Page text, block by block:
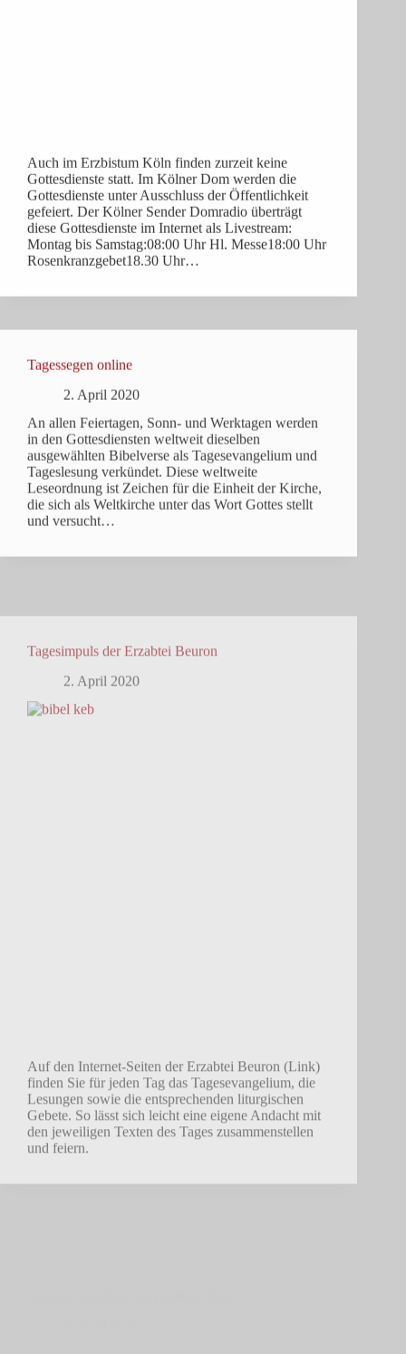
Auch im Erzbistum Köln finden zurzeit keine
Gottesdienste statt. Im Kölner Dom werden die
Gottesdienste unter Ausschluss der Öffentlichkeit
gefeiert. Der Kölner Sender Domradio überträgt
diese Gottesdienste im Internet als Livestream:
Montag bis Samstag:08:00 Uhr Hl. Messe18:00 Uhr
Rosenkranzgebet18.30 Uhr…
Tagessegen online
2. April 2020
An allen Feiertagen, Sonn- und Werktagen werden
in den Gottesdiensten weltweit dieselben
ausgewählten Bibelverse als Tagesevangelium und
Tageslesung verkündet. Diese weltweite
Leseordnung ist Zeichen für die Einheit der Kirche,
die sich als Weltkirche unter das Wort Gottes stellt
und versucht…
Lesungen sowie die entsprechenden liturgischen
Gebete. So lässt sich leicht eine eigene Andacht mit
den jeweiligen Texten des Tages zusammenstellen
und feiern.